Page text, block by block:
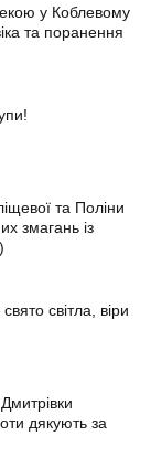
у Коблевому
та поранення
та Поліни
змагань із
світла, віри
дякують за